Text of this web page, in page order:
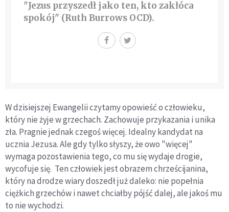
"Jezus przyszedł jako ten, kto zakłóca
spokój" (Ruth Burrows OCD).
W dzisiejszej Ewangelii czytamy opowieść o człowieku,
który nie żyje w grzechach. Zachowuje przykazania i unika
zła. Pragnie jednak czegoś więcej. Idealny kandydat na
ucznia Jezusa. Ale gdy tylko słyszy, że owo "więcej"
wymaga pozostawienia tego, co mu się wydaje drogie,
wycofuje się. Ten człowiek jest obrazem chrześcijanina,
który na drodze wiary doszedł już daleko: nie popełnia
ciężkich grzechów i nawet chciałby pójść dalej, ale jakoś mu
to nie wychodzi.